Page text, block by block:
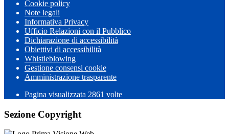
Cookie policy
Note legali
Informativa Privacy
Ufficio Relazioni con il Pubblico
Dichiarazione di accessibilità
Obiettivi di accessibilità
Whistleblowing
Gestione consensi cookie
Amministrazione trasparente
Pagina visualizzata 2861 volte
Sezione Copyright